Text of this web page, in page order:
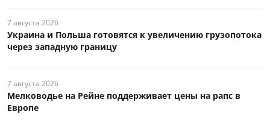
7 августа 2026
Украина и Польша готовятся к увеличению грузопотока
через западную границу
7 августа 2026
Мелководье на Рейне поддерживает цены на рапс в
Европе